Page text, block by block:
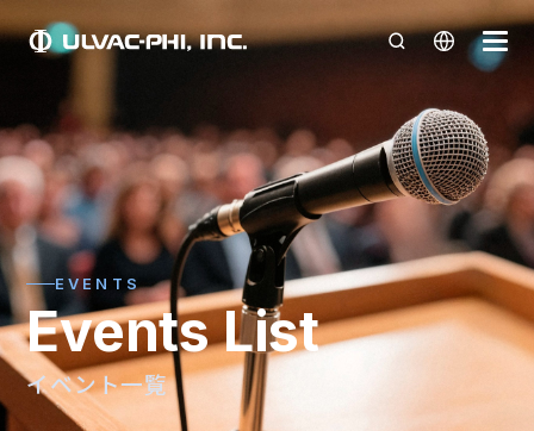
EVENTS
Events List
イベント一覧